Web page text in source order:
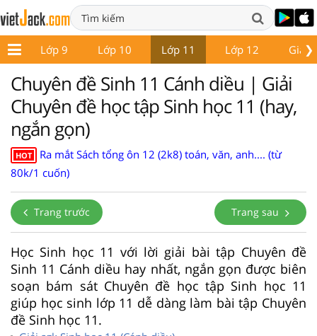
❯
8 Lớp 9 Lớp 10 Lớp 11 Lớp 12 Giáo
Chuyên đề Sinh 11 Cánh diều | Giải
Chuyên đề học tập Sinh học 11 (hay,
ngắn gọn)
HOT
Ra mắt Sách tổng ôn 12 (2k8) toán, văn, anh.... (từ
80k/1 cuốn)
Trang trước Trang sau
Học Sinh học 11 với lời giải bài tập Chuyên đề
Sinh 11 Cánh diều hay nhất, ngắn gọn được biên
soạn bám sát Chuyên đề học tập Sinh học 11
giúp học sinh lớp 11 dễ dàng làm bài tập Chuyên
đề Sinh học 11.